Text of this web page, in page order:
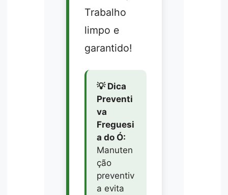
Trabalho
limpo e
garantido!
💡 Dica
Preventi
va
Freguesi
a do Ó:
Manuten
ção
preventiv
a evita